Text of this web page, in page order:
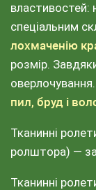
властивостей:
спеціальним
лохмаченію
розмір.
пил, бруд і
Тканинні
ролштора) —
Тканинні